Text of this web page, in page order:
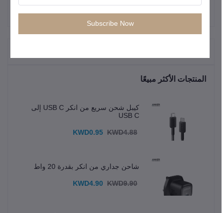
المنتجات الأكثر مبيعًا
كيبل شحن سريع من انكر USB C إلى
USB C
KWD0.95 KWD4.88
شاحن جداري من انكر بقدرة 20 واط
KWD4.90 KWD9.90
Subscribe Now